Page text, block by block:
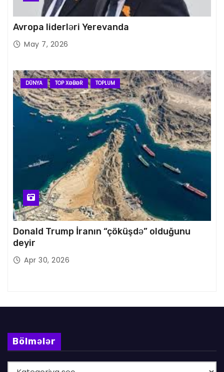
Avropa liderləri Yerevanda
May 7, 2026
DÜNYA TOP XƏBƏR TOPLUM
Donald Trump İranın “çöküşdə” olduğunu
deyir
Apr 30, 2026
Bölmələr